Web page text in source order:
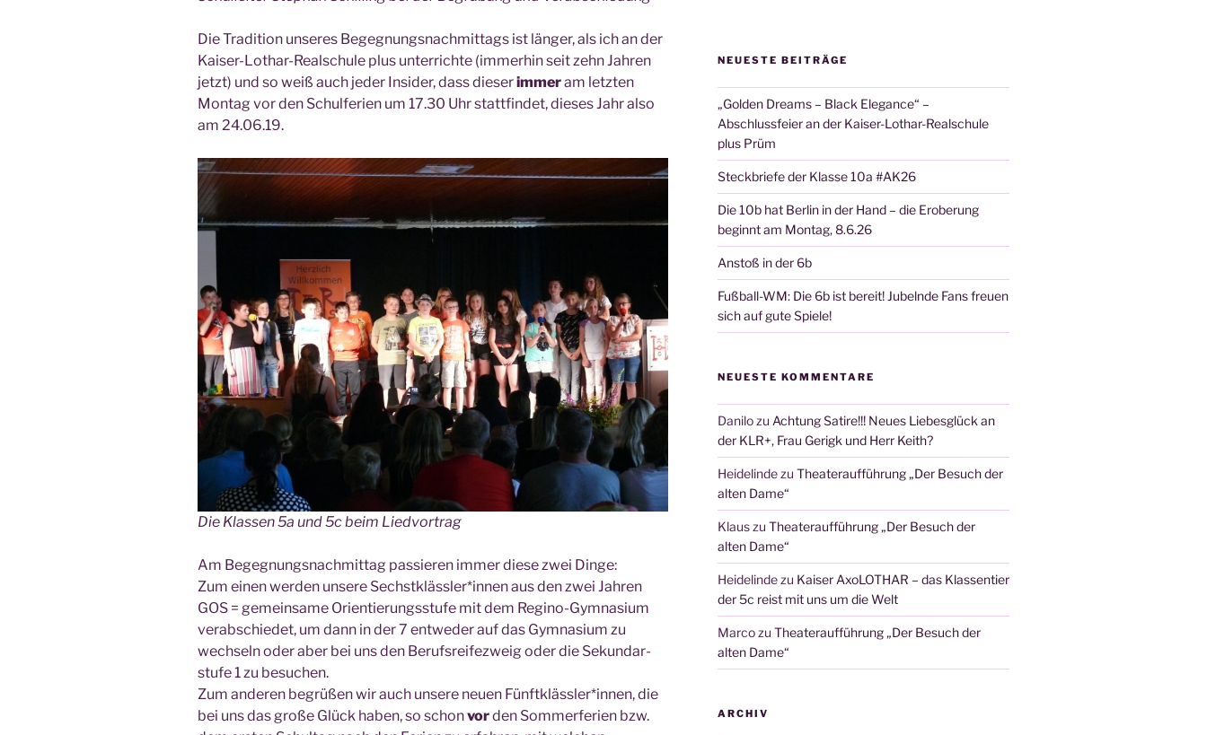
Die Tra­di­ti­on unse­res Begeg­nungs­nach­mit­tags ist län­ger, als ich an der
Kai­ser-Lothar-Real­schu­le plus unter­rich­te (immer­hin seit zehn Jah­ren
jetzt) und so weiß auch jeder Insi­der, dass die­serimmeram letz­ten
Mon­tag vor den Schul­fe­ri­en um 17.30 Uhr statt­fin­det, die­ses Jahr also
am 24.06.19.
Die Klas­sen 5a und 5c beim Liedvortrag
Am Begeg­nungs­nach­mit­tag pas­sie­ren immer die­se zwei Din­ge:
Zum einen wer­den unse­re Sechstklässler*innen aus den zwei Jah­ren
GOS = gemein­sa­me Ori­en­tie­rungs­stu­fe mit dem Regi­no-Gym­na­si­um
ver­ab­schie­det, um dann in der 7 ent­we­der auf das Gym­na­si­um zu
wech­seln oder aber bei uns den Berufs­rei­fe­zweig oder die Sekun­dar­
stu­fe 1 zu besu­chen.
Zum ande­ren begrü­ßen wir auch unse­re neu­en Fünftklässler*innen, die
bei uns das gro­ße Glück haben, so schonvorden Som­mer­fe­ri­en bzw.
NEUESTE BEITRÄGE
„Golden Dreams – Black Elegance“ –
Abschlussfeier an der Kaiser-Lothar-Realschule
plus Prüm
Steckbriefe der Klasse 10a #AK26
Die 10b hat Berlin in der Hand – die Eroberung
beginnt am Montag, 8.6.26
Anstoß in der 6b
Fußball-WM: Die 6b ist bereit! Jubelnde Fans freuen
sich auf gute Spiele!
NEUESTE KOMMENTARE
Danilozu Achtung Satire!!! Neues Liebesglück an
der KLR+, Frau Gerigk und Herr Keith?
Heidelindezu Theateraufführung „Der Besuch der
alten Dame“
Klauszu Theateraufführung „Der Besuch der
alten Dame“
Heidelindezu Kaiser AxoLOTHAR – das Klassentier
der 5c reist mit uns um die Welt
Marcozu Theateraufführung „Der Besuch der
alten Dame“
ARCHIV